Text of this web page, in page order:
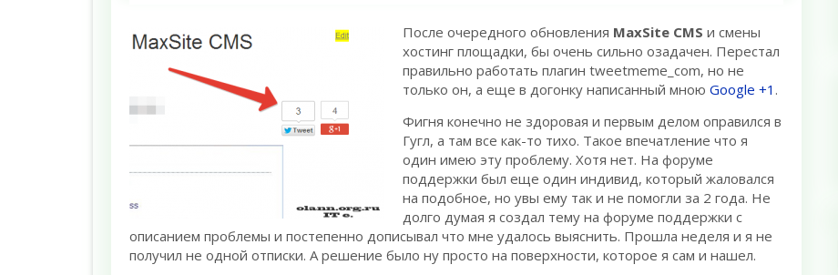
После очередного обновления MaxSite CMS и смены
хостинг площадки, бы очень сильно озадачен. Перестал
правильно работать плагин tweetmeme_com, но не
только он, а еще в догонку написанный мною Google +1 .
Фигня конечно не здоровая и первым делом оправился в
Гугл, а там все как-то тихо. Такое впечатление что я
один имею эту проблему. Хотя нет. На форуме
поддержки был еще один индивид, который жаловался
на подобное, но увы ему так и не помогли за 2 года. Не
долго думая я создал тему на форуме поддержки с
описанием проблемы и постепенно дописывал что мне удалось выяснить. Прошла неделя и я не
получил не одной отписки. А решение было ну просто на поверхности, которое я сам и нашел.